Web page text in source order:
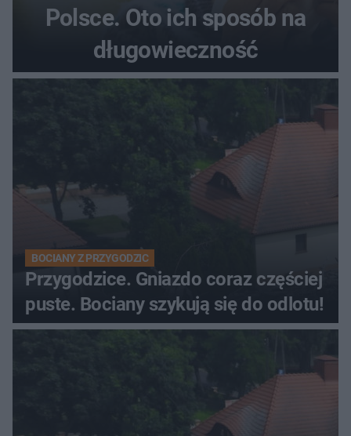
Polsce. Oto ich sposób na
długowieczność
BOCIANY Z PRZYGODZIC
Przygodzice. Gniazdo coraz częściej
puste. Bociany szykują się do odlotu!